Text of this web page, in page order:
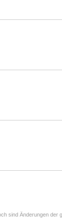
sind Änderungen